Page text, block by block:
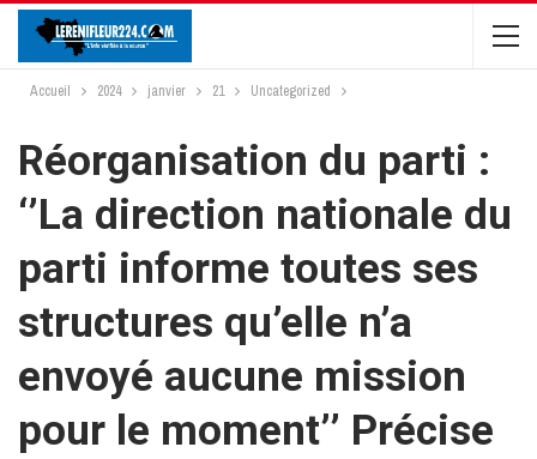
Accueil 2024 janvier 21 Uncategorized
Réorganisation du parti :
‘’La direction nationale du
parti informe toutes ses
structures qu’elle n’a
envoyé aucune mission
pour le moment’’ Précise